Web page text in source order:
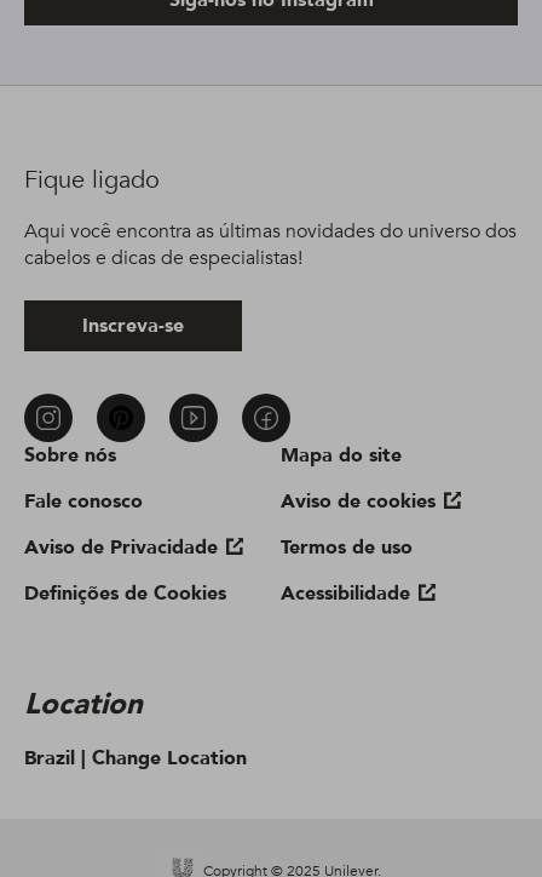
Sobre nós
Fale conosco
Aviso de Privacidade
Definições de Cookies
Mapa do site
Aviso de cookies
Termos de uso
Acessibilidade
Location
Brazil | Change Location
Fique ligado
Aqui você encontra as últimas novidades do universo dos
cabelos e dicas de especialistas!
Inscreva-se
Copyright © 2025 Unilever.